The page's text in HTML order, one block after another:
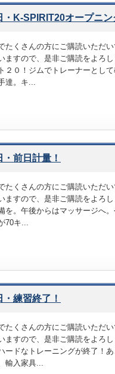
・K-SPIRIT20オープニン
たくさんの方にご購読いただ
ますので、是非ご購読をよろ
２０！ジムでトレーナーとし
達。キ...
・前日計量！
たくさんの方にご購読いただ
ますので、是非ご購読をよろ
を。午後からはマッサージへ
70キ...
・練習終了！
たくさんの方にご購読いただ
ますので、是非ご購読をよろ
ードなトレーニングが終了！
輸入家具...